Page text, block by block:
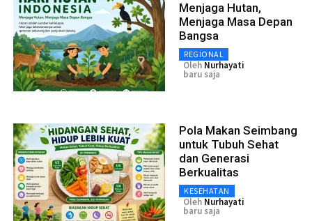
Menjaga Hutan,
Menjaga Masa Depan
Bangsa
REGIONAL
Oleh Nurhayati
baru saja
Pola Makan Seimbang
untuk Tubuh Sehat
dan Generasi
Berkualitas
KESEHATAN
Oleh Nurhayati
baru saja